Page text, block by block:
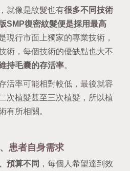
就像是紋髮也有很多不同技術
SMP復密紋髮便是採用最高
現行市面上獨家的專業技術，
術，每個技術的優缺點也大不
持毛囊的存活率。
活率可能相對較低，最後就容
次植髮甚至三次植髮，所以植
有所相關。
患者自身需求
預算不同 ，每個人希望達到效